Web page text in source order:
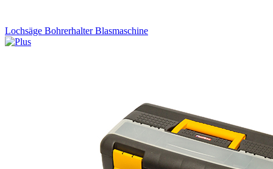
Lochsäge Bohrerhalter Blasmaschine